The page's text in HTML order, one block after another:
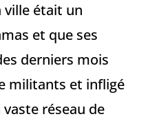
ville était un
et que ses
derniers mois
militants et infligé
réseau de